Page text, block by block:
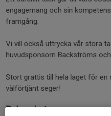
engagemang och sin
framgång.
Vi vill också uttrycka vår stora
huvudsponsorn Backströms
Stort grattis till hela laget för en
välförtjänt seger!
Dela nyhet